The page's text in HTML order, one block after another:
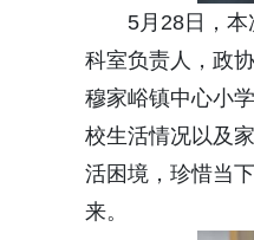
5月28日，
科室负责人，政
穆家峪镇中心小
校生活情况以及
活困境，珍惜当
来。